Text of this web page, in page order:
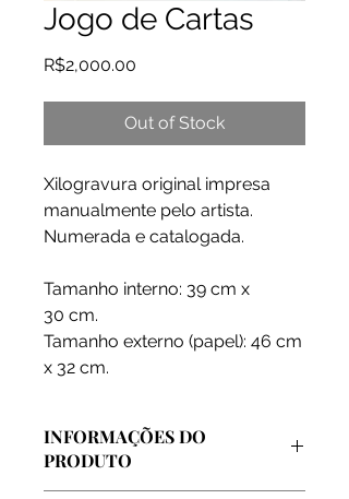
Jogo de Cartas
R$2,000.00
Out of Stock
Xilogravura original impresa
manualmente pelo artista.
Numerada e catalogada.
Tamanho interno: 39 cm x
30 cm.
Tamanho externo (papel): 46 cm
x 32 cm.
INFORMAÇÕES DO
PRODUTO